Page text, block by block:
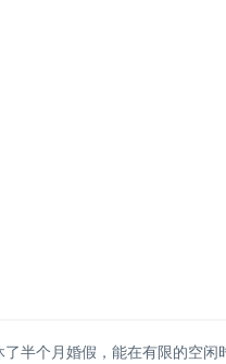
半个月婚假，能在有限的空